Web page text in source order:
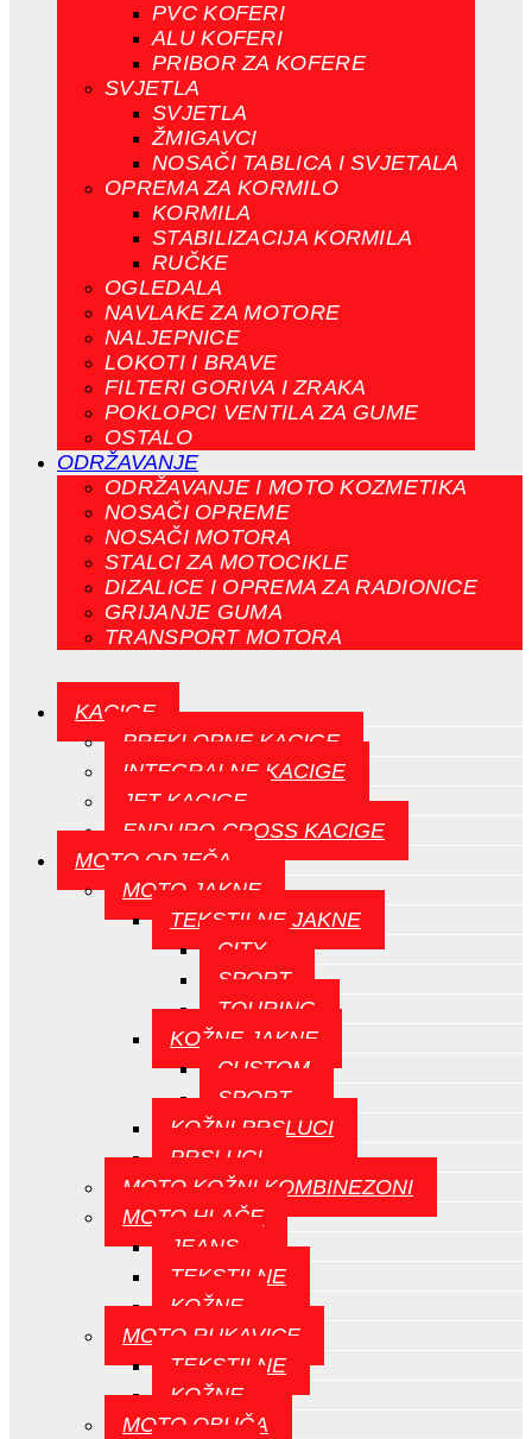
PVC KOFERI
ALU KOFERI
PRIBOR ZA KOFERE
SVJETLA
SVJETLA
ŽMIGAVCI
NOSAČI TABLICA I SVJETALA
OPREMA ZA KORMILO
KORMILA
STABILIZACIJA KORMILA
RUČKE
OGLEDALA
NAVLAKE ZA MOTORE
NALJEPNICE
LOKOTI I BRAVE
FILTERI GORIVA I ZRAKA
POKLOPCI VENTILA ZA GUME
OSTALO
ODRŽAVANJE
ODRŽAVANJE I MOTO KOZMETIKA
NOSAČI OPREME
NOSAČI MOTORA
STALCI ZA MOTOCIKLE
DIZALICE I OPREMA ZA RADIONICE
GRIJANJE GUMA
TRANSPORT MOTORA
KACIGE
PREKLOPNE KACIGE
INTEGRALNE KACIGE
JET KACIGE
ENDURO-CROSS KACIGE
MOTO ODJEČA
MOTO JAKNE
TEKSTILNE JAKNE
CITY
SPORT
TOURING
KOŽNE JAKNE
CUSTOM
SPORT
KOŽNI PRSLUCI
PRSLUCI
MOTO KOŽNI KOMBINEZONI
MOTO HLAČE
JEANS
TEKSTILNE
KOŽNE
MOTO RUKAVICE
TEKSTILNE
KOŽNE
MOTO OBUČA